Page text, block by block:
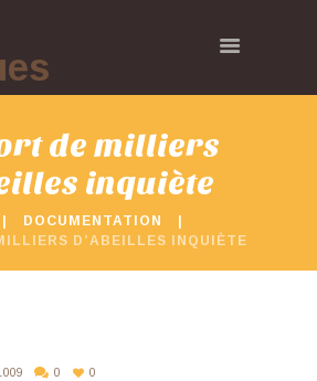
de milliers
inquiète
DOCUMENTATION
D’ABEILLES INQUIÈTE
0 0